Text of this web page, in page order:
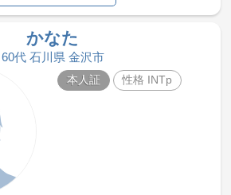
かなた
60代 石川県 金沢市
本人証 性格 INTp